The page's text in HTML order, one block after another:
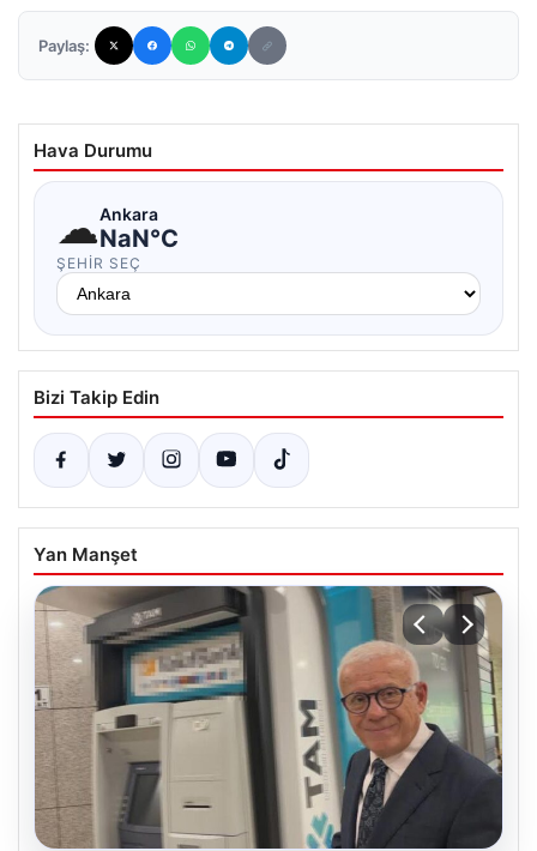
Paylaş:
Hava Durumu
☁Ankara
NaN°C
ŞEHIR SEÇ
Bizi Takip Edin
Yan Manşet